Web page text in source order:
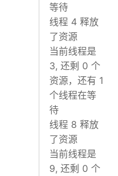
等待
线程 4 释放
了资源
当前线程是
3, 还剩 0 个
资源，还有 1
个线程在等
待
线程 8 释放
了资源
当前线程是
9, 还剩 0 个